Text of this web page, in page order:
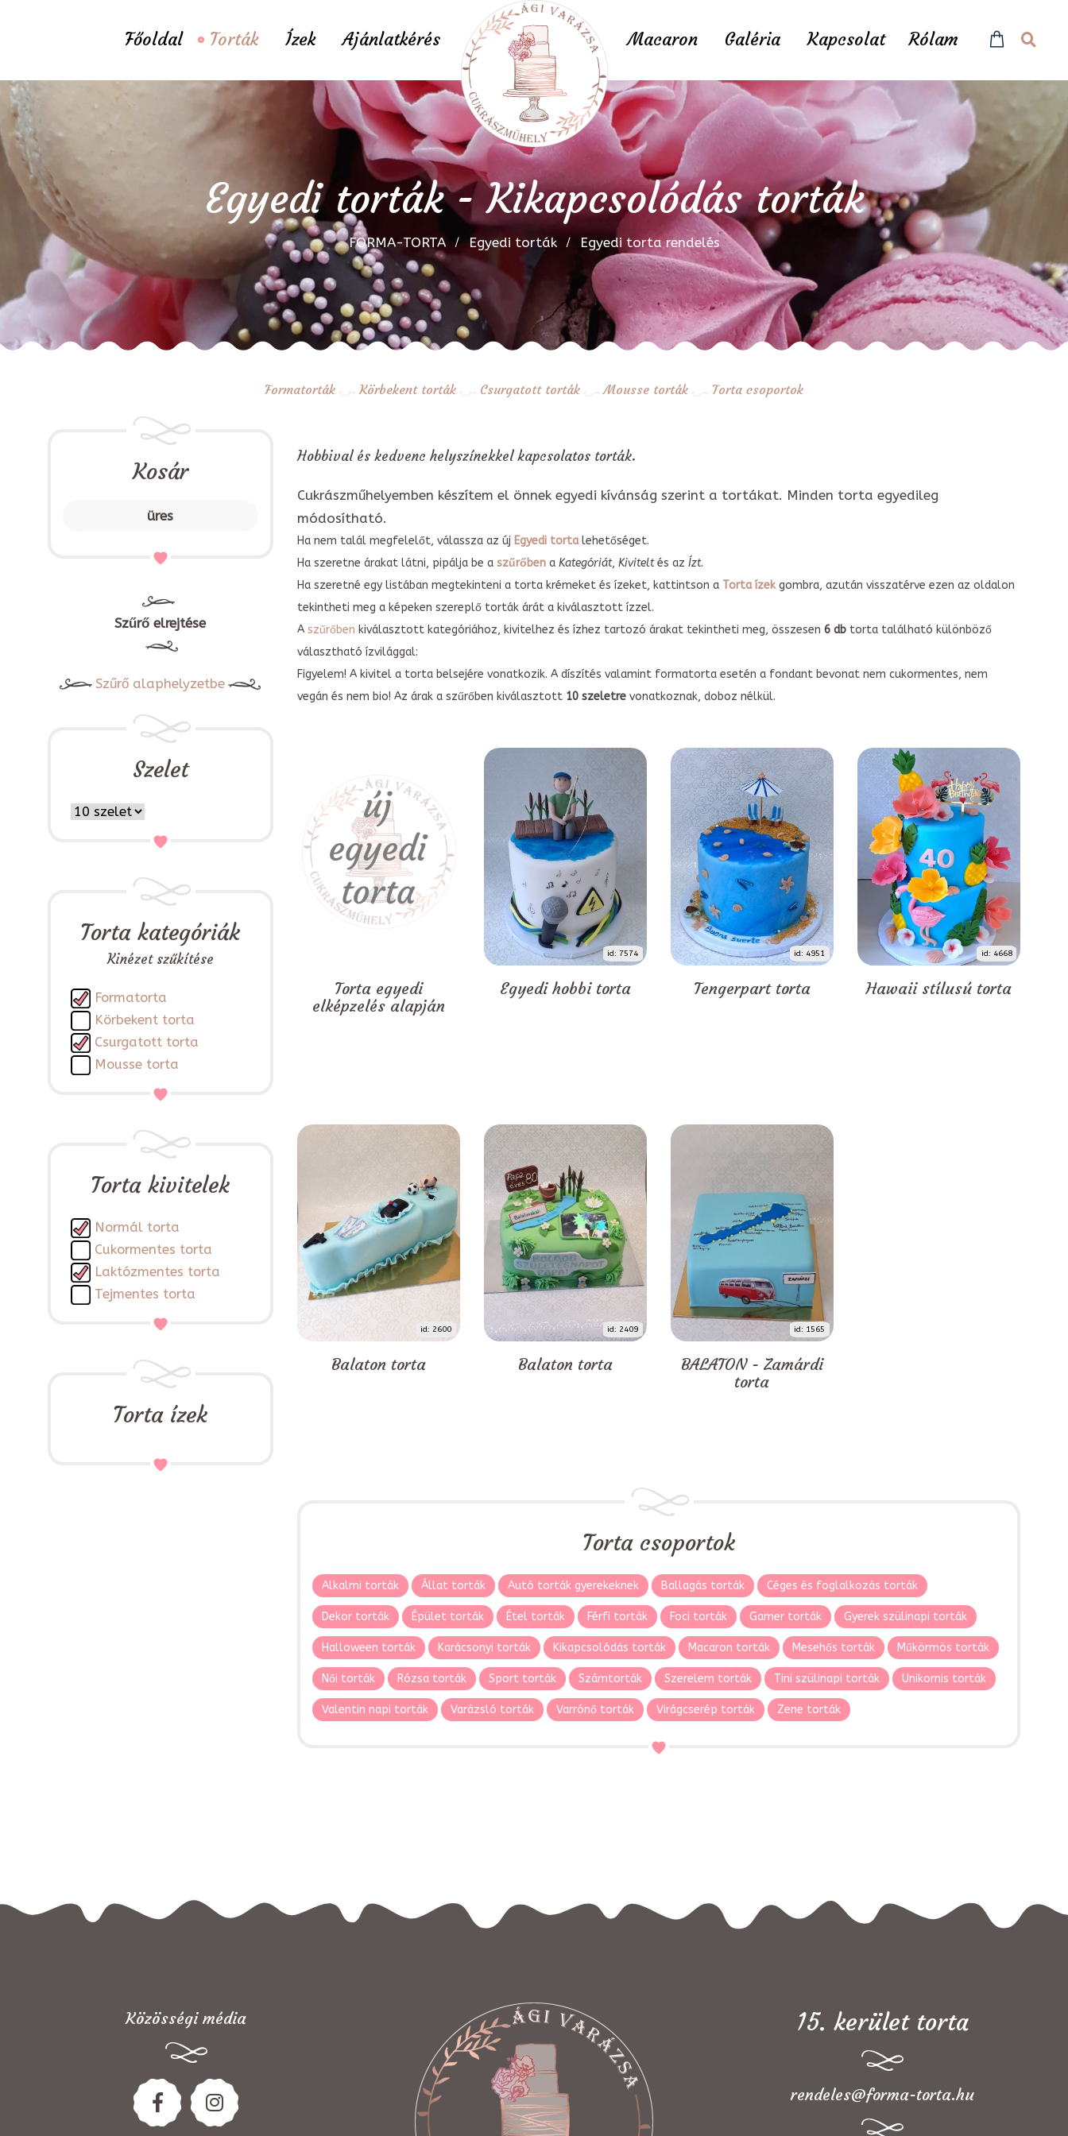
Főoldal Torták Ízek Ajánlatkérés Macaron Galéria Kapcsolat Rólam
Egyedi torták - Kikapcsolódás torták
FORMA-TORTA Egyedi torták Egyedi torta rendelés
Formatorták Körbekent torták Csurgatott torták Mousse torták Torta csoportok
Kosár
üres
Szűrő elrejtése
Szűrő alaphelyzetbe
Szelet
Torta kategóriák
Kinézet szűkítése
Formatorta
Körbekent torta
Csurgatott torta
Mousse torta
Torta kivitelek
Normál torta
Cukormentes torta
Laktózmentes torta
Tejmentes torta
Torta ízek
Hobbival és kedvenc helyszínekkel kapcsolatos torták.
Cukrászműhelyemben készítem el önnek egyedi kívánság szerint a tortákat. Minden torta egyedileg
módosítható.
Ha nem talál megfelelőt, válassza az új Egyedi tortalehetőséget.
Ha szeretne árakat látni, pipálja be a szűrőbena Kategóriát, Kiviteltés az Ízt.
Ha szeretné egy listában megtekinteni a torta krémeket és ízeket, kattintson a Torta ízekgombra, azután visszatérve ezen az oldalon
tekintheti meg a képeken szereplő torták árát a kiválasztott ízzel.
A szűrőben kiválasztott kategóriához, kivitelhez és ízhez tartozó árakat tekintheti meg, összesen 6 dbtorta található különböző
választható ízvilággal:
Figyelem! A kivitel a torta belsejére vonatkozik. A díszítés valamint formatorta esetén a fondant bevonat nem cukormentes, nem
vegán és nem bio! Az árak a szűrőben kiválasztott 10 szeletrevonatkoznak, doboz nélkül.
Torta egyedi
elképzelés alapján
id: 7574
Egyedi hobbi torta
id: 4951
Tengerpart torta
id: 4668
Hawaii stílusú torta
id: 2600
Balaton torta
id: 2409
Balaton torta
id: 1565
BALATON - Zamárdi
torta
Torta csoportok
Alkalmi torták Állat torták Autó torták gyerekeknek Ballagás torták Céges és foglalkozás torták
Dekor torták Épület torták Étel torták Férfi torták Foci torták Gamer torták Gyerek szülinapi torták
Halloween torták Karácsonyi torták Kikapcsolódás torták Macaron torták Mesehős torták Műkörmös torták
Női torták Rózsa torták Sport torták Számtorták Szerelem torták Tini szülinapi torták Unikornis torták
Valentin napi torták Varázsló torták Varrónő torták Virágcserép torták Zene torták
Közösségi média 15. kerület torta
rendeles@forma-torta.hu